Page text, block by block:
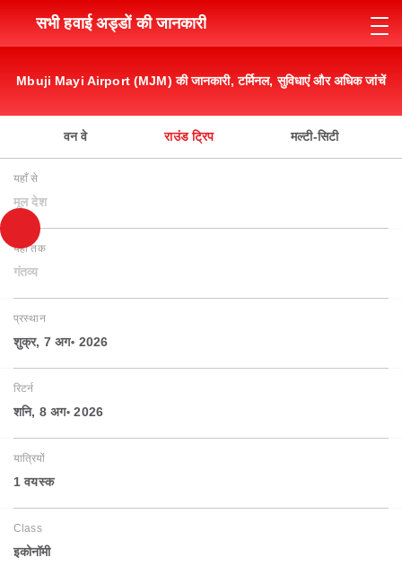
सभी हवाई अड्डों की जानकारी
Mbuji Mayi Airport (MJM) की जानकारी, टर्मिनल, सुविधाएं और अधिक जांचें
वन वे राउंड ट्रिप मल्टी-सिटी
यहाँ से
मूल देश
यहाँ तक
गंतव्य
प्रस्थान
शुक्र, 7 अग॰ 2026
रिटर्न
शनि, 8 अग॰ 2026
यात्रियों
1 वयस्‍क
Class
इकोनॉमी